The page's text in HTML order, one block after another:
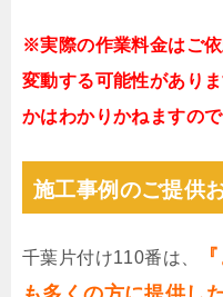
※実際の作業料金はご
変動する可能性があり
かはわかりかねますの
施工事例のご提供
千葉片付け110番は、